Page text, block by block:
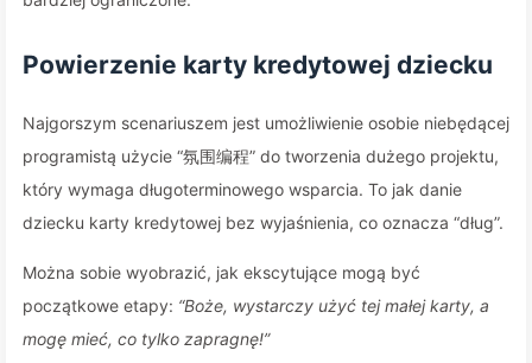
Powierzenie karty kredytowej dziecku
Najgorszym scenariuszem jest umożliwienie osobie niebędącej
programistą użycie “氛围编程” do tworzenia dużego projektu,
który wymaga długoterminowego wsparcia. To jak danie
dziecku karty kredytowej bez wyjaśnienia, co oznacza “dług”.
Można sobie wyobrazić, jak ekscytujące mogą być
początkowe etapy: “Boże, wystarczy użyć tej małej karty, a
mogę mieć, co tylko zapragnę!”